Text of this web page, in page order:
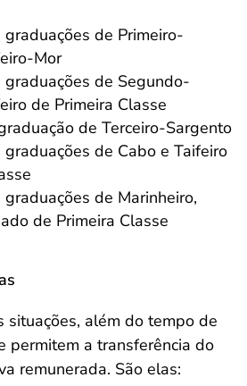
de Primeiro-
Mor
graduações de Segundo-
de Primeira Classe
de Terceiro-Sargento
de Cabo e Taifeiro
de Marinheiro,
de Primeira Classe
situações, além do tempo de
permitem a transferência do
remunerada. São elas: